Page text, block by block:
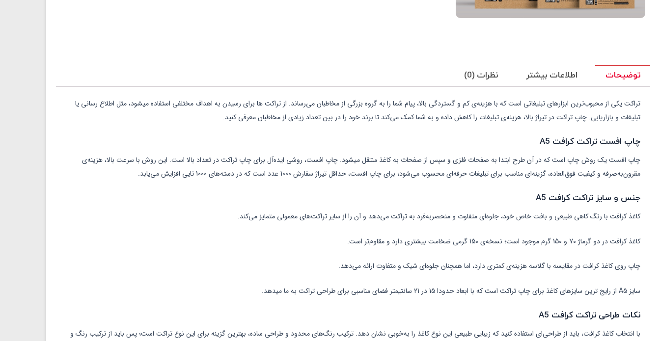
توضیحات اطلاعات بیشتر نظرات (0)
تراکت یکی از محبوب‌ترین ابزارهای تبلیغاتی است که با هزینه‌ی کم و گستردگی بالا، پیام شما را به گروه بزرگی از مخاطبان می‌رساند. از تراکت ها برای رسیدن به اهداف مختلفی استفاده میشود، مثل اطلاع رسانی یا
تبلیغات و بازاریابی. چاپ تراکت در تیراژ بالا، هزینه‌ی تبلیغات را کاهش داده و به شما کمک می‌کند تا برند خود را در بین تعداد زیادی از مخاطبان معرفی کنید.
چاپ افست تراکت کرافت A5
چاپ افست یک روش چاپ است که در آن طرح ابتدا به صفحات فلزی و سپس از صفحات به کاغذ منتقل میشود. چاپ افست، روشی ایده‌آل برای چاپ تراکت در تعداد بالا است. این روش با سرعت بالا، هزینه‌ی
مقرون‌به‌صرفه و کیفیت فوق‌العاده، گزینه‌ای مناسب برای تبلیغات حرفه‌ای محسوب می‌شود؛ برای چاپ افست، حداقل تیراژ سفارش 1000 عدد است که در دسته‌های 1000 تایی افزایش می‌یابد.
جنس و سایز تراکت کرافت A5
کاغذ کرافت با رنگ کاهی طبیعی و بافت خاص خود، جلوه‌ای متفاوت و منحصربه‌فرد به تراکت می‌دهد و آن را از سایر تراکت‌های معمولی متمایز می‌کند.
کاغذ کرافت در دو گرماژ 70 و 150 گرم موجود است؛ نسخه‌ی 150 گرمی ضخامت بیشتری دارد و مقاوم‌تر است.
چاپ روی کاغذ کرافت در مقایسه با گلاسه هزینه‌ی کمتری دارد، اما همچنان جلوه‌ای شیک و متفاوت ارائه می‌دهد.
سایز A5 از رایج ترین سایزهای کاغذ برای چاپ تراکت است که با ابعاد حدودا 15 در 21 سانتیمتر فضای مناسبی برای طراحی تراکت به ما میدهد.
نکات طراحی تراکت کرافت A5
با انتخاب کاغذ کرافت، باید از طراحی‌ای استفاده کنید که زیبایی طبیعی این نوع کاغذ را به‌خوبی نشان دهد. ترکیب رنگ‌های محدود و طراحی ساده، بهترین گزینه برای این نوع تراکت است؛ پس باید از ترکیب رنگ و